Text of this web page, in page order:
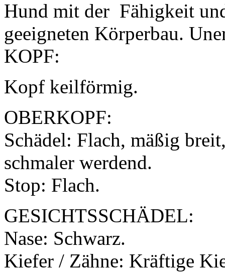
Hund mit der Fähigkeit
geeigneten Körperbau.
KOPF:
Kopf keilförmig.
OBERKOPF:
Schädel: Flach, mäßig
schmaler werdend.
Stop: Flach.
GESICHTSSCHÄDEL:
Nase: Schwarz.
Kiefer / Zähne: Kräftige